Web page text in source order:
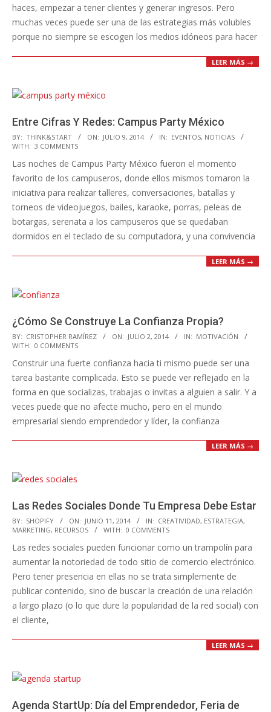
haces, empezar a tener clientes y generar ingresos. Pero
muchas veces puede ser una de las estrategias más volubles
porque no siempre se escogen los medios idóneos para hacer
LEER MÁS →
Entre Cifras Y Redes: Campus Party México
2014-
07-
09
BY: THINK&START ON: JULIO 9, 2014 IN: EVENTOS, NOTICIAS
WITH: 3 COMMENTS
Las noches de Campus Party México fueron el momento
favorito de los campuseros, donde ellos mismos tomaron la
iniciativa para realizar talleres, conversaciones, batallas y
torneos de videojuegos, bailes, karaoke, porras, peleas de
botargas, serenata a los campuseros que se quedaban
dormidos en el teclado de su computadora, y una convivencia
LEER MÁS →
¿Cómo Se Construye La Confianza Propia?
2014-
07-
02
BY: CRISTOPHER RAMÍREZ ON: JULIO 2, 2014 IN: MOTIVACIÓN
WITH: 0 COMMENTS
Construir una fuerte confianza hacia ti mismo puede ser una
tarea bastante complicada. Esto se puede ver reflejado en la
forma en que socializas, trabajas o invitas a alguien a salir. Y a
veces puede que no afecte mucho, pero en el mundo
empresarial siendo emprendedor y líder, la confianza
LEER MÁS →
Las Redes Sociales Donde Tu Empresa Debe Estar
2014-
06-
11
BY: SHOPIFY ON: JUNIO 11, 2014 IN: CREATIVIDAD, ESTRATEGIA,
MARKETING, RECURSOS WITH: 0 COMMENTS
Las redes sociales pueden funcionar como un trampolín para
aumentar la notoriedad de todo sitio de comercio electrónico.
Pero tener presencia en ellas no se trata simplemente de
publicar contenido, sino de buscar la creación de una relación
a largo plazo (o lo que dure la popularidad de la red social) con
el cliente,
LEER MÁS →
Agenda StartUp: Día del Emprendedor, Feria de